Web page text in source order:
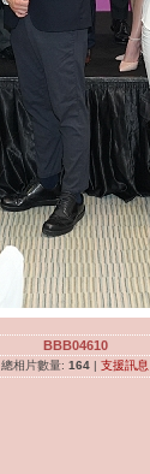
BBB04610
總相片數量:164 |支援訊息